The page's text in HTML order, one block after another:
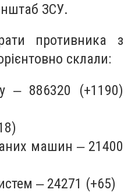
ЗСУ.
противника з
склали:
‒ 886320 (+1190)
машин ‒ 21400
‒ 24271 (+65)